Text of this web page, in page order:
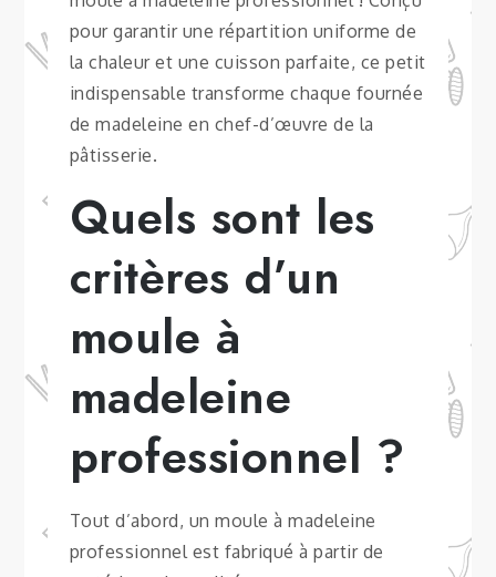
pour garantir une répartition uniforme de
la chaleur et une cuisson parfaite, ce petit
indispensable transforme chaque fournée
de madeleine en chef-d’œuvre de la
pâtisserie.
Quels sont les
critères d’un
moule à
madeleine
professionnel ?
Tout d’abord, un moule à madeleine
professionnel est fabriqué à partir de